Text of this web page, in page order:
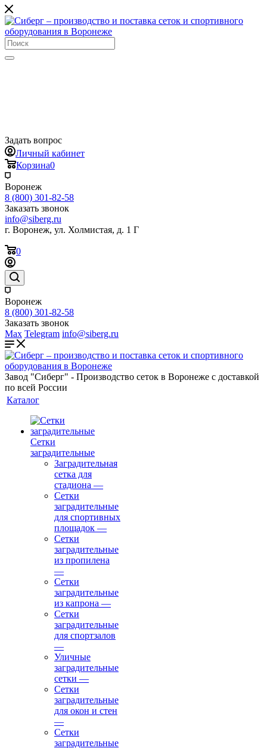
Задать вопрос
Личный кабинет
Корзина0
Воронеж
8 (800) 301-82-58
Заказать звонок
info@siberg.ru
г. Воронеж, ул. Холмистая, д. 1 Г
0
Воронеж
8 (800) 301-82-58
Заказать звонок
Max Telegram info@siberg.ru
Завод "Сиберг" - Производство сеток в Воронеже с доставкой
по всей России
Каталог
Сетки
заградительные
Заградительная
сетка для
стадиона —
Сетки
заградительные
для спортивных
площадок —
Сетки
заградительные
из пропилена
—
Сетки
заградительные
из капрона —
Сетки
заградительные
для спортзалов
—
Уличные
заградительные
сетки —
Сетки
заградительные
для окон и стен
—
Сетки
заградительные